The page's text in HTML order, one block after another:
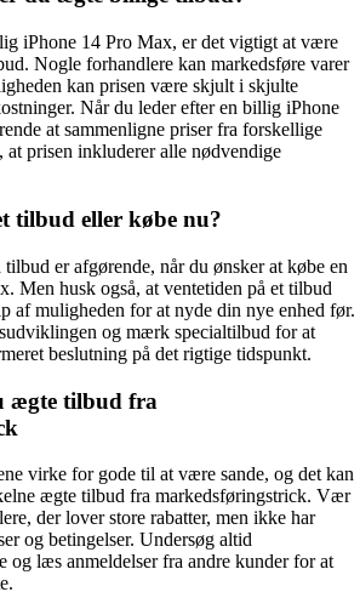
iPhone 14 Pro Max, er det vigtigt at være
Nogle forhandlere kan markedsføre varer
kan prisen være skjult i skjulte
Når du leder efter en billig iPhone
at sammenligne priser fra forskellige
prisen inkluderer alle nødvendige
tilbud eller købe nu?
er afgørende, når du ønsker at købe en
Men husk også, at ventetiden på et tilbud
af muligheden for at nyde din nye enhed før.
og mærk specialtilbud for at
beslutning på det rigtige tidspunkt.
ægte tilbud fra
virke for gode til at være sande, og det kan
ægte tilbud fra markedsføringstrick. Vær
der lover store rabatter, men ikke har
og betingelser. Undersøg altid
og læs anmeldelser fra andre kunder for at